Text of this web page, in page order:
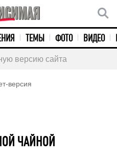
ТЕМЫ ФОТО ВИДЕО
версию сайта
версия
ЧАЙНОЙ